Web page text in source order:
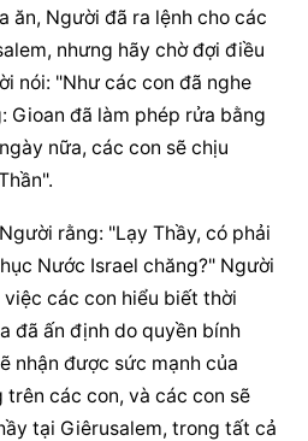
ăn, Người đã ra lệnh cho các
nhưng hãy chờ đợi điều
nói: "Như các con đã nghe
Gioan đã làm phép rửa bằng
nữa, các con sẽ chịu
rằng: "Lạy Thầy, có phải
Nước Israel chăng?" Người
các con hiểu biết thời
đã ấn định do quyền bính
nhận được sức mạnh của
trên các con, và các con sẽ
tại Giêrusalem, trong tất cả